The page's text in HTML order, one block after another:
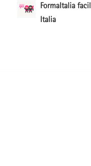
FormaItalia
Italia